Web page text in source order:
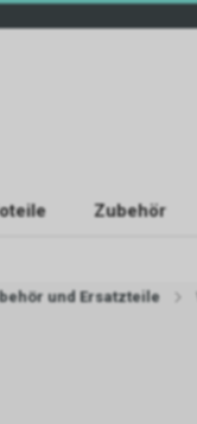
Zubehör
und Ersatzteile